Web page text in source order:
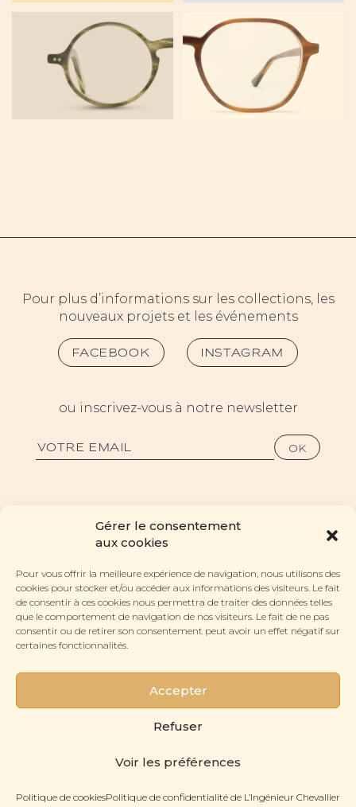
Gérer le consentement
aux cookies
Pour vous offrir la meilleure expérience de navigation, nous utilisons des
cookies pour stocker et/ou accéder aux informations des visiteurs. Le fait
de consentir à ces cookies nous permettra de traiter des données telles
que le comportement de navigation de nos visiteurs. Le fait de ne pas
consentir ou de retirer son consentement peut avoir un effet négatif sur
certaines fonctionnalités.
Accepter
Refuser
Voir les préférences
Politique de cookiesPolitique de confidentialité de L’Ingénieur Chevallier
PRENDRE UN RENDEZ-VOUS
2325
Pour plus d’informations sur les collections, les
nouveaux projets et les événements
FACEBOOK INSTAGRAM
ou inscrivez-vous à notre newsletter
RUBRIQUES
Les Lunettes
L'Atelier
CONTACT
La Gazette
La Revue de Presse
SUIVEZ-NOUS
Instagram
Plan du site.
Politique de confidentialité